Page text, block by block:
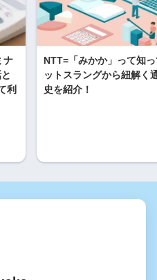
ナ
利
NTT=「みかか」って知
ットスラングから紐解く
史を紹介！